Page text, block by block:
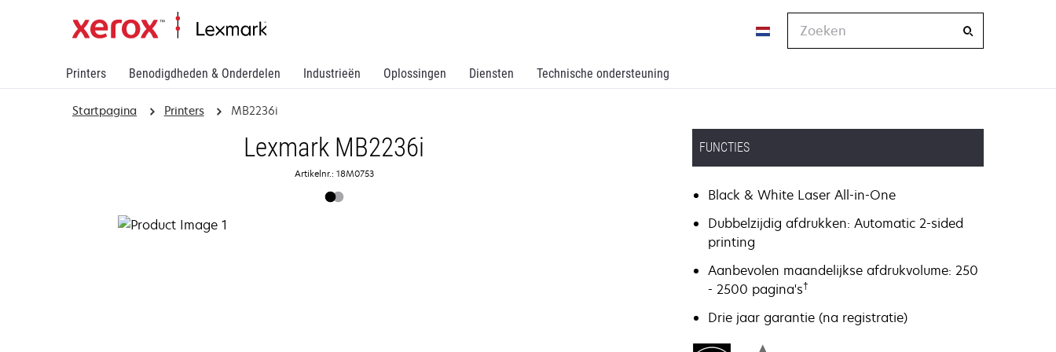
Printers Benodigdheden & Onderdelen Industrieën Oplossingen Diensten Technische ondersteuning
Zoeken
Startpagina Printers MB2236i
Lexmark MB2236i
Artikelnr.: 18M0753
FUNCTIES
Black & White Laser All-in-One
Dubbelzijdig afdrukken: Automatic 2-sided
printing
Aanbevolen maandelijkse afdrukvolume: 250
- 2500 pagina's†
Drie jaar garantie (na registratie)